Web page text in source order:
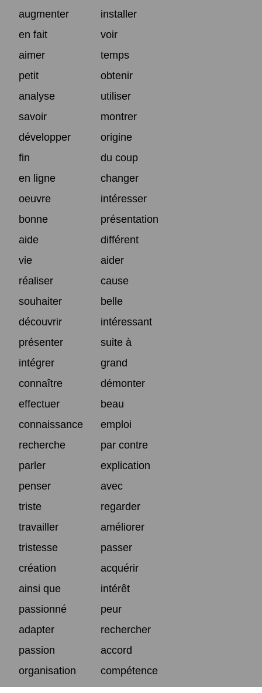
augmenter
installer
en fait
voir
aimer
temps
petit
obtenir
analyse
utiliser
savoir
montrer
développer
origine
fin
du coup
en ligne
changer
oeuvre
intéresser
bonne
présentation
aide
différent
vie
aider
réaliser
cause
souhaiter
belle
découvrir
intéressant
présenter
suite à
intégrer
grand
connaître
démonter
effectuer
beau
connaissance
emploi
recherche
par contre
parler
explication
penser
avec
triste
regarder
travailler
améliorer
tristesse
passer
création
acquérir
ainsi que
intérêt
passionné
peur
adapter
rechercher
passion
accord
organisation
compétence